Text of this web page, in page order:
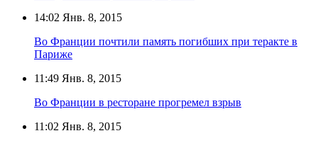
14:02 Янв. 8, 2015
Во Франции почтили память погибших при теракте в
Париже
11:49 Янв. 8, 2015
Во Франции в ресторане прогремел взрыв
11:02 Янв. 8, 2015